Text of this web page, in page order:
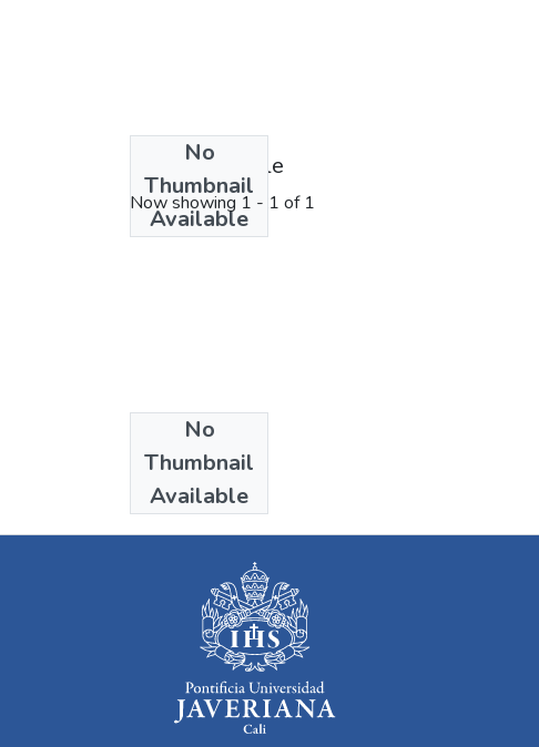
No
Thumbnail
Available
License bundle
Now showing 1 - 1 of 1
No
Thumbnail
Available
Collections
Comunicación